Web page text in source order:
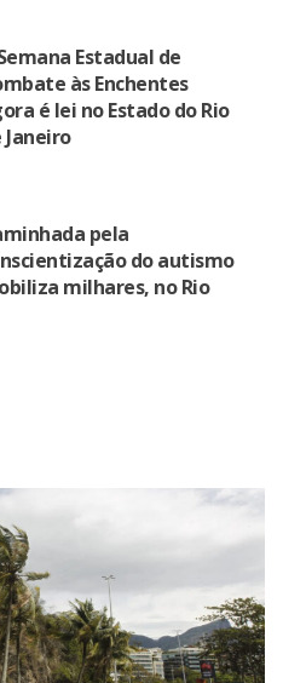
Estadual de
às Enchentes
é lei no Estado do Rio
Janeiro
pela
do autismo
milhares, no Rio